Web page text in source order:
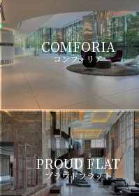
COMFORIA
コンフォリア
PROUD FLAT
プラウドフラット